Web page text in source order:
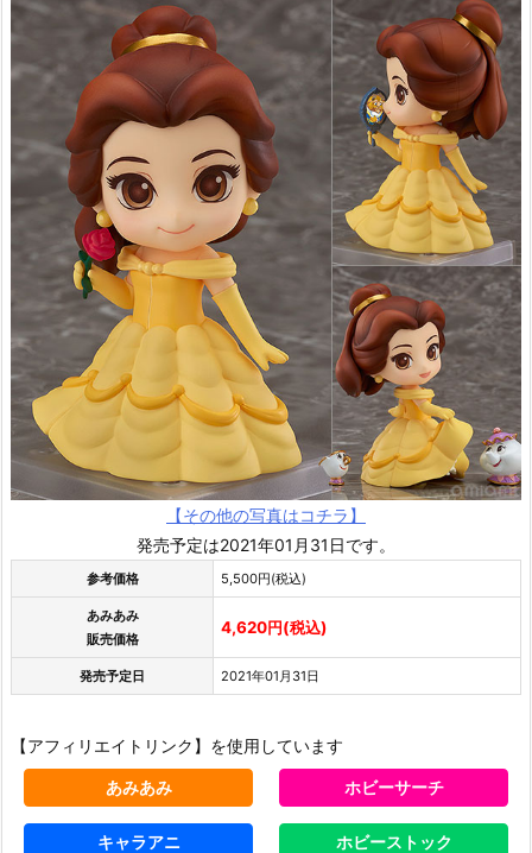
【その他の写真はコチラ】
発売予定は2021年01月31日です。
参考価格 5,500円(税込)
あみあみ
販売価格
4,620円(税込)
発売予定日 2021年01月31日
【アフィリエイトリンク】を使用しています
あみあみ ホビーサーチ
キャラアニ ホビーストック